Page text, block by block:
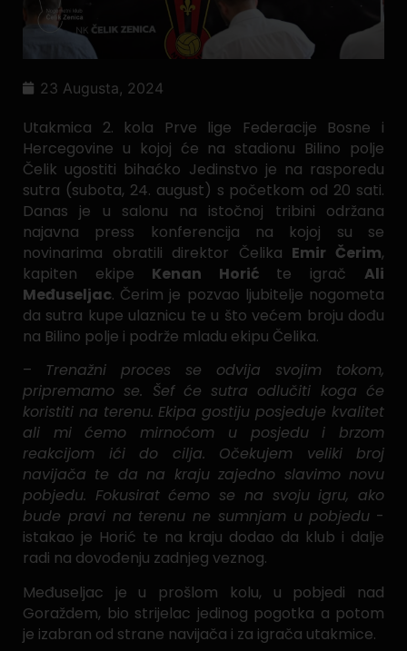
23 Augusta, 2024
Utakmica 2. kola Prve lige Federacije Bosne i
Hercegovine u kojoj će na stadionu Bilino polje
Čelik ugostiti bihaćko Jedinstvo je na rasporedu
sutra (subota, 24. august) s početkom od 20 sati.
Danas je u salonu na istočnoj tribini održana
najavna press konferencija na kojoj su se
novinarima obratili direktor Čelika Emir Čerim,
kapiten ekipe Kenan Horić te igračAli
Međuseljac. Čerim je pozvao ljubitelje nogometa
da sutra kupe ulaznicu te u što većem broju dođu
na Bilino polje i podrže mladu ekipu Čelika.
– Trenažni proces se odvija svojim tokom,
pripremamo se. Šef će sutra odlučiti koga će
koristiti na terenu. Ekipa gostiju posjeduje kvalitet
ali mi ćemo mirnoćom u posjedu i brzom
reakcijom ići do cilja. Očekujem veliki broj
navijača te da na kraju zajedno slavimo novu
pobjedu. Fokusirat ćemo se na svoju igru, ako
bude pravi na terenu ne sumnjam u pobjedu -
istakao je Horić te na kraju dodao da klub i dalje
radi na dovođenju zadnjeg veznog.
Međuseljac je u prošlom kolu, u pobjedi nad
Goraždem, bio strijelac jedinog pogotka a potom
je izabran od strane navijača i za igrača utakmice.